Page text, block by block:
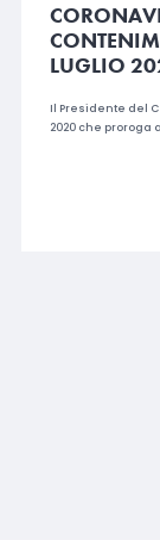
LUGLIO
Il Presidente del
2020 che proroga